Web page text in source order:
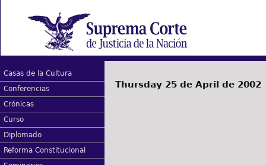
Casas de la Cultura
Conferencias
Crónicas
Curso
Diplomado
Reforma Constitucional
Thursday 25 de April de 2002